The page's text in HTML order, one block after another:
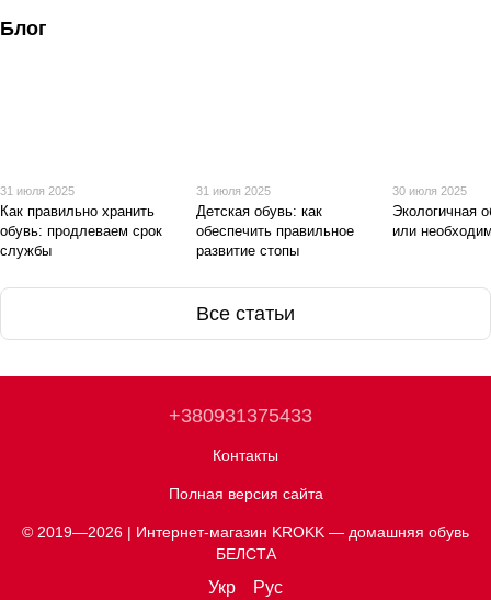
Блог
31 июля 2025
Как правильно хранить
обувь: продлеваем срок
службы
31 июля 2025
Детская обувь: как
обеспечить правильное
развитие стопы
30 июля 2025
Экологичная
или
Все статьи
+380931375433
Контакты
Полная версия сайта
© 2019—2026 | Интернет-магазин KROKK — домашняя обувь
БЕЛСТА
Укр Рус